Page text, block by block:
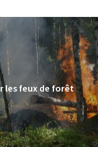
les feux de forêt